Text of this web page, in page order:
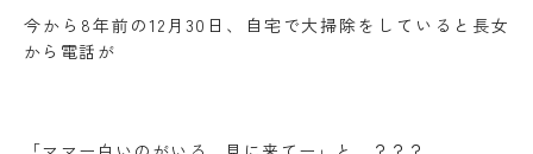
今から8年前の12月30日、自宅で大掃除をしていると長女
から電話が